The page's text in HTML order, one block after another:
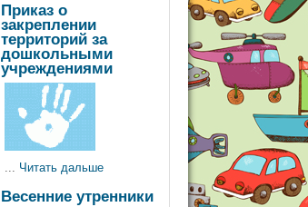
Приказ о
закреплении
территорий за
дошкольными
учреждениями
Читать дальше
Весенние утренники